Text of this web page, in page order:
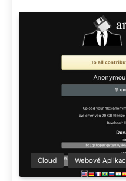
Cloud Webové